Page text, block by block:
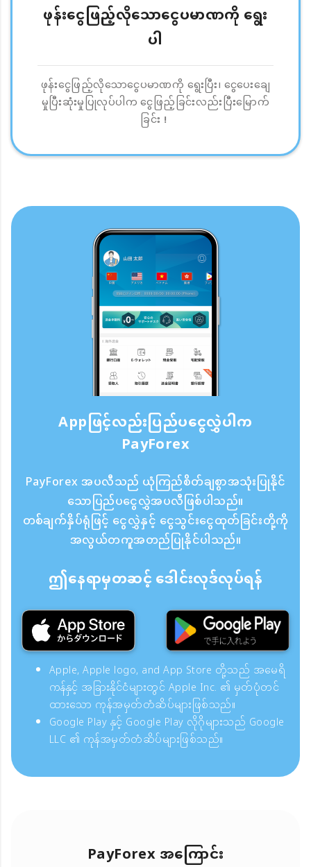
ဖုန်းငွေဖြည့်လိုသောငွေပမာဏကို ရွေး
ပါ
ဖုန်းငွေဖြည့်လိုသောငွေပမာဏကို ရွေးပြီး၊ ငွေပေးချေ
မှုပြီးဆုံးမှုပြုလုပ်ပါက ငွေဖြည့်ခြင်းလည်းပြီးမြောက်
ခြင်း！
Appဖြင့်လည်းပြည်ပငွေလွှဲပါက
PayForex
PayForex အပလီသည် ယုံကြည်စိတ်ချစွာအသုံးပြုနိုင်
သောပြည်ပငွေလွှဲအပလီဖြစ်ပါသည်။
တစ်ချက်နှိပ်ရုံဖြင့် ငွေလွှဲနှင့် ငွေသွင်းငွေထုတ်ခြင်းတို့ကို
အလွယ်တကူအတည်ပြုနိုင်ပါသည်။
ဤနေရာမှတဆင့် ဒေါင်းလုဒ်လုပ်ရန်
Apple, Apple logo, and App Store တို့သည် အမေရိ
ကန်နှင့် အခြားနိုင်ငံများတွင် Apple Inc. ၏ မှတ်ပုံတင်
ထားသော ကုန်အမှတ်တံဆိပ်များဖြစ်သည်။
Google Play နှင့် Google Play လိုဂိုများသည် Google
LLC ၏ ကုန်အမှတ်တံဆိပ်များဖြစ်သည်။
PayForex အကြောင်း